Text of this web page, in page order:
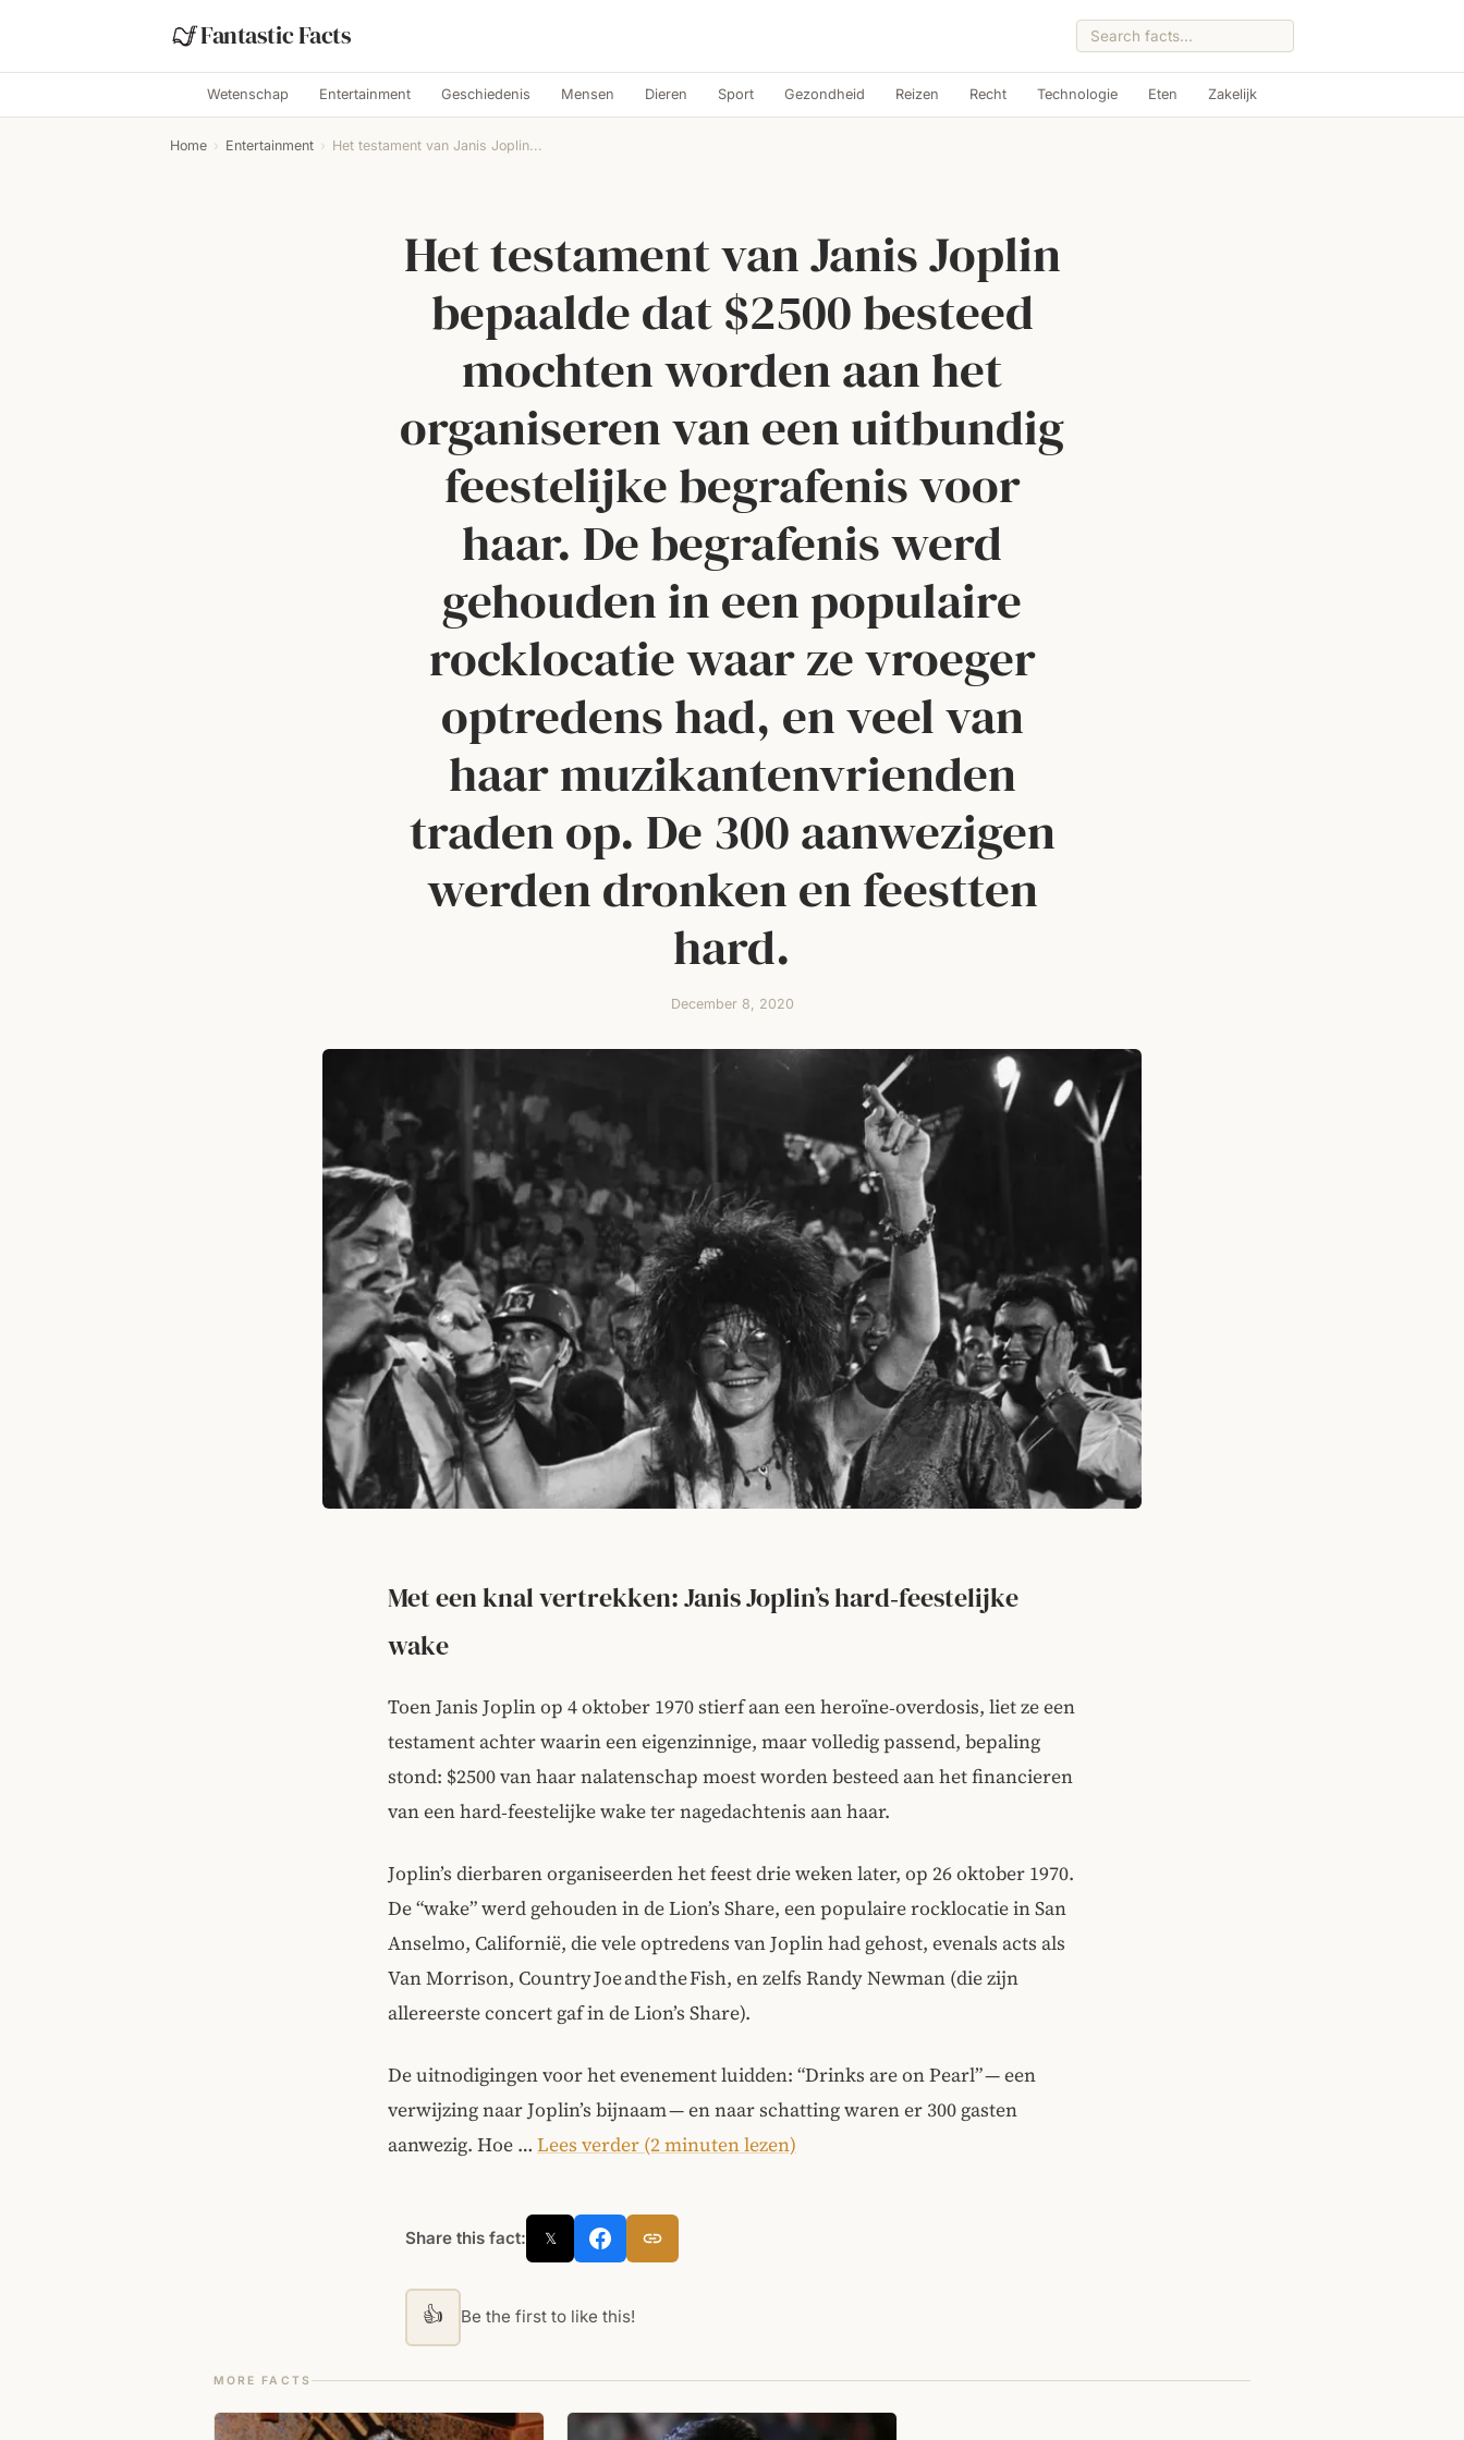
Fantastic Facts
Wetenschap Entertainment Geschiedenis Mensen Dieren Sport Gezondheid Reizen Recht Technologie Eten Zakelijk
Home › Entertainment › Het testament van Janis Joplin...
Het testament van Janis Joplin
bepaalde dat $2500 besteed
mochten worden aan het
organiseren van een uitbundig
feestelijke begrafenis voor
haar. De begrafenis werd
gehouden in een populaire
rocklocatie waar ze vroeger
optredens had, en veel van
haar muzikantenvrienden
traden op. De 300 aanwezigen
werden dronken en feestten
hard.
December 8, 2020
Met een knal vertrekken: Janis Joplin’s hard‑feestelijke
wake
Toen Janis Joplin op 4 oktober 1970 stierf aan een heroïne‑overdosis, liet ze een
testament achter waarin een eigenzinnige, maar volledig passend, bepaling
stond: $2500 van haar nalatenschap moest worden besteed aan het financieren
van een hard‑feestelijke wake ter nagedachtenis aan haar.
Joplin’s dierbaren organiseerden het feest drie weken later, op 26 oktober 1970.
De “wake” werd gehouden in de Lion’s Share, een populaire rocklocatie in San
Anselmo, Californië, die vele optredens van Joplin had gehost, evenals acts als
Van Morrison, Country Joe and the Fish, en zelfs Randy Newman (die zijn
allereerste concert gaf in de Lion’s Share).
De uitnodigingen voor het evenement luidden: “Drinks are on Pearl” — een
verwijzing naar Joplin’s bijnaam — en naar schatting waren er 300 gasten
aanwezig. Hoe … Lees verder (2 minuten lezen)
Share this fact: 𝕏
👍 Be the first to like this!
MORE FACTS